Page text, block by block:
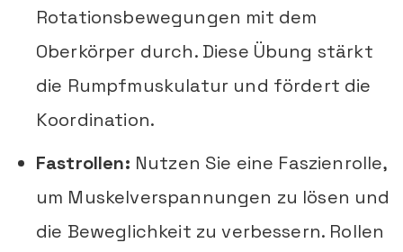
Rotationsbewegungen mit dem
Oberkörper durch. Diese Übung stärkt
die Rumpfmuskulatur und fördert die
Koordination.
Fastrollen: Nutzen Sie eine Faszienrolle,
um Muskelverspannungen zu lösen und
die Beweglichkeit zu verbessern. Rollen